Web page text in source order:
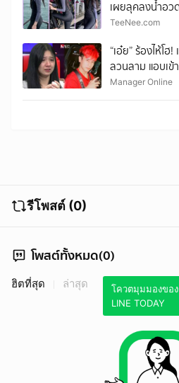
เผยลุคลงน้ำอ
ละมุน
TeeNee.com
“เอ๋ย” ร้องไห้โฮ!
ลวนลาม แอบเ
“หนุ่ม กรรชัย” งั
Manager Online
รีโพสต์ (0)
โพสต์ทั้งหมด(0)
โควตมุมมองขอ
LINE TODAY
ฮิตที่สุด ล่าสุด